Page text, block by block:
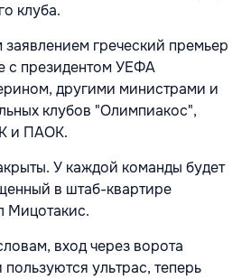
клуба.
греческий премьер
с президентом УЕФА
другими министрами и
клубов "Олимпиакос",
и ПАОК.
У каждой команды будет
в штаб-квартире
Мицотакис.
вход через ворота
ультрас, теперь